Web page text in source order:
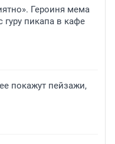
Героиня мема
пикапа в кафе
покажут пейзажи,